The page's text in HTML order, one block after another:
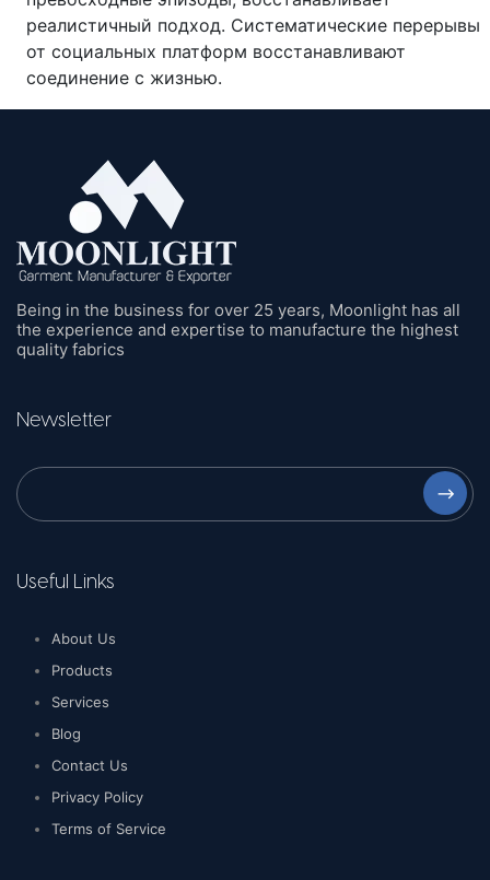
реалистичный подход. Систематические перерывы
от социальных платформ восстанавливают
соединение с жизнью.
Being in the business for over 25 years, Moonlight has all
the experience and expertise to manufacture the highest
quality fabrics
Newsletter
⟶
Useful Links
About Us
Products
Services
Blog
Contact Us
Privacy Policy
Terms of Service